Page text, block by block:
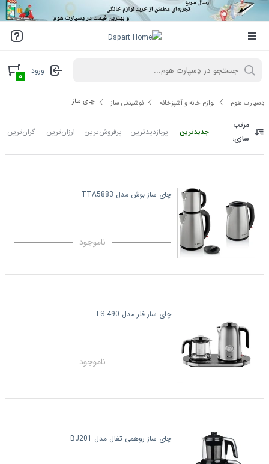
ورود ۰
دِسپارت هوم لوازم خانه و آشپزخانه نوشیدنی ساز چای ساز
مرتب
سازی:
جدیدترین پربازدیدترین پرفروش‌ترین ارزان‌ترین گران‌ترین
چای ساز بوش مدل TTA5883
ناموجود
چای ساز فلر مدل TS 490
ناموجود
چای ساز روهمی تفال مدل BJ201